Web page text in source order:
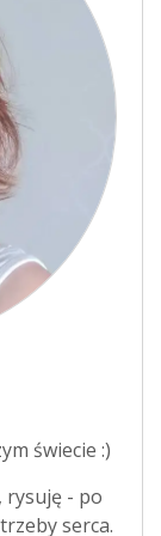
świecie :)
rysuję - po
serca.